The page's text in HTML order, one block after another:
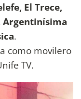
El Trece,
Argentinísima
.
como movilero
TV.